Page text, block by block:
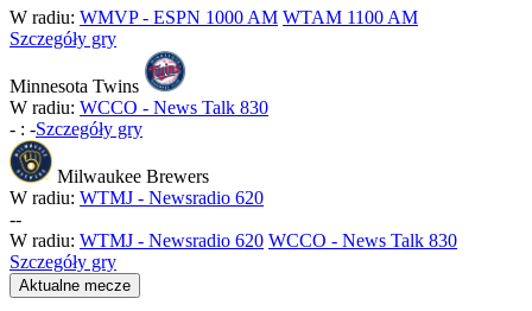
W radiu: WMVP - ESPN 1000 AM WTAM 1100 AM
Szczegóły gry
Minnesota Twins
W radiu: WCCO - News Talk 830
- : -Szczegóły gry
Milwaukee Brewers
W radiu: WTMJ - Newsradio 620
--
W radiu: WTMJ - Newsradio 620 WCCO - News Talk 830
Szczegóły gry
Aktualne mecze